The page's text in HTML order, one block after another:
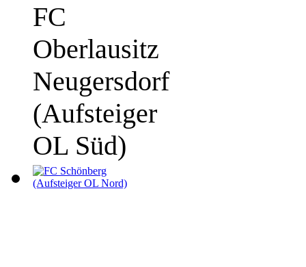
FC
Oberlausitz
Neugersdorf
(Aufsteiger
OL Süd)